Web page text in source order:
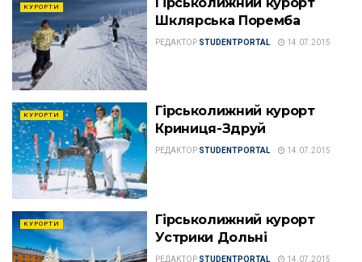
КУРОРТИ
Шклярська Поремба
РЕДАКТОР STUDENTPORTAL 14.07.2015
КУРОРТИ
Гірськолижний курорт
Криниця-Здруй
РЕДАКТОР STUDENTPORTAL 14.07.2015
КУРОРТИ
Гірськолижний курорт
Устрики Дольні
РЕДАКТОР STUDENTPORTAL 14.07.2015